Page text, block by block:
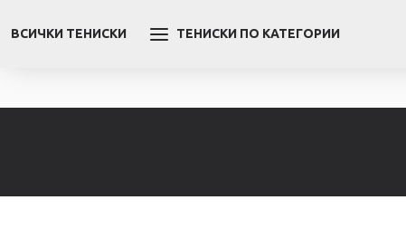
ВСИЧКИ ТЕНИСКИ ТЕНИСКИ ПО КАТЕГОРИИ